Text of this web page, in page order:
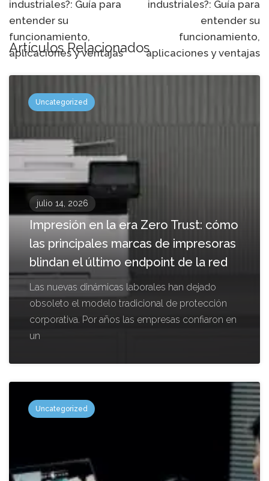
navegación
industriales?: Guía para
entender su
funcionamiento,
aplicaciones y ventajas
industriales?: Guía para
entender su
funcionamiento,
aplicaciones y ventajas
Artículos Relacionados
Uncategorized
julio 14, 2026
Impresión en la era Zero Trust: cómo
las principales marcas de impresoras
blindan el último endpoint de la red
Las nuevas dinámicas laborales han dejado
obsoleto el modelo tradicional de protección
corporativa. Por años las empresas confiaron en
un
Uncategorized